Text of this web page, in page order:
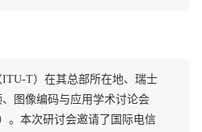
ITU-T）在其总部所在地、瑞士
、图像编码与应用学术讨论会
）。本次研讨会邀请了国际电信